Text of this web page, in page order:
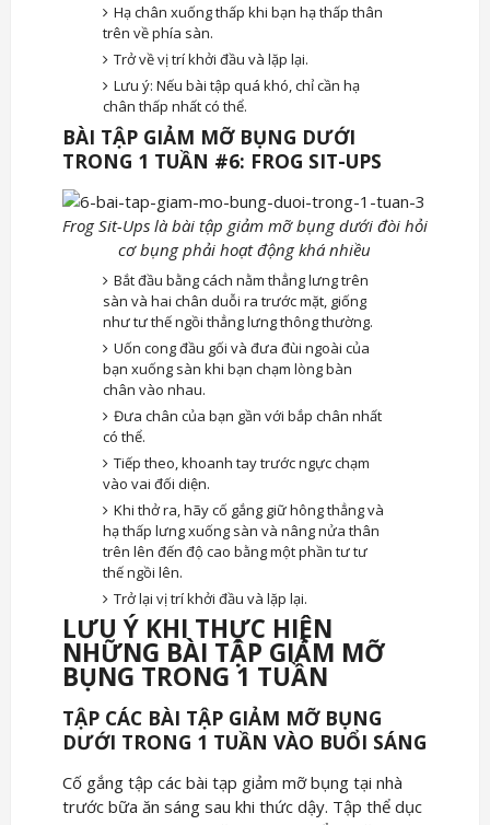
Hạ chân xuống thấp khi bạn hạ thấp thân
trên về phía sàn.
Trở về vị trí khởi đầu và lặp lại.
Lưu ý: Nếu bài tập quá khó, chỉ cần hạ
chân thấp nhất có thể.
BÀI TẬP GIẢM MỠ BỤNG DƯỚI
TRONG 1 TUẦN #6: FROG SIT-UPS
Frog Sit-Ups là bài tập giảm mỡ bụng dưới đòi hỏi
cơ bụng phải hoạt động khá nhiều
Bắt đầu bằng cách nằm thẳng lưng trên
sàn và hai chân duỗi ra trước mặt, giống
như tư thế ngồi thẳng lưng thông thường.
Uốn cong đầu gối và đưa đùi ngoài của
bạn xuống sàn khi bạn chạm lòng bàn
chân vào nhau.
Đưa chân của bạn gần với bắp chân nhất
có thể.
Tiếp theo, khoanh tay trước ngực chạm
vào vai đối diện.
Khi thở ra, hãy cố gắng giữ hông thẳng và
hạ thấp lưng xuống sàn và nâng nửa thân
trên lên đến độ cao bằng một phần tư tư
thế ngồi lên.
Trở lại vị trí khởi đầu và lặp lại.
LƯU Ý KHI THỰC HIỆN
NHỮNG BÀI TẬP GIẢM MỠ
BỤNG TRONG 1 TUẦN
TẬP CÁC BÀI TẬP GIẢM MỠ BỤNG
DƯỚI TRONG 1 TUẦN VÀO BUỔI SÁNG
Cố gắng tập các bài tạp giảm mỡ bụng tại nhà
trước bữa ăn sáng sau khi thức dậy. Tập thể dục